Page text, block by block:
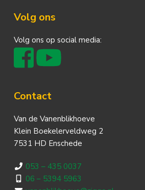
Footer
Volg ons
Volg ons op social media:
Contact
Van de Vanenblikhoeve
Klein Boekelerveldweg 2
7531 HD Enschede
053 – 435 0037
06 – 5394 5963